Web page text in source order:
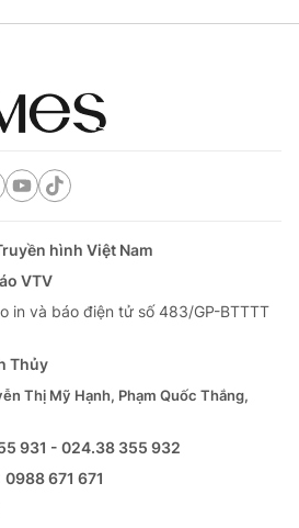
hình Việt Nam
VTV
in và báo điện tử số 483/GP-BTTTT
Thủy
Thị Mỹ Hạnh, Phạm Quốc Thắng,
931 - 024.38 355 932
0988 671 671